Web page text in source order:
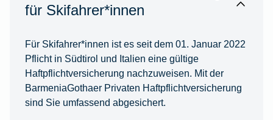
für Skifahrer*innen
Für Skifahrer*innen ist es seit dem 01. Januar 2022
Pflicht in Südtirol und Italien eine gültige
Haftpflichtversicherung nachzuweisen. Mit der
BarmeniaGothaer Privaten Haftpflichtversicherung
sind Sie umfassend abgesichert.